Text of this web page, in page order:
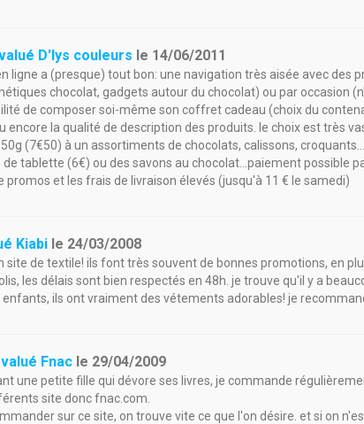
D'lys couleurs le 14/06/2011
ligne a (presque) tout bon: une navigation très aisée avec des
chocolat, gadgets autour du chocolat) ou par occasion
de composer soi-même son coffret cadeau (choix du
encore la qualité de description des produits. le choix est très
(7€50) à un assortiments de chocolats, calissons,
tablette (6€) ou des savons au chocolat...paiement possible
promos et les frais de livraison élevés (jusqu'à 11 € le samedi)
Kiabi le 24/03/2008
site de textile! ils font très souvent de bonnes promotions, en
les délais sont bien respectés en 48h. je trouve qu'il y a
ils ont vraiment des vétements adorables! je
Fnac le 29/04/2009
une petite fille qui dévore ses livres, je commande
site donc fnac.com.
sur ce site, on trouve vite ce que l'on désire. et si on